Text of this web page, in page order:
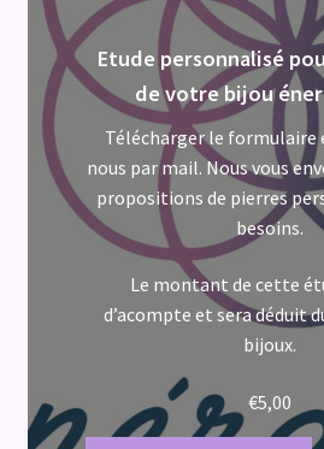
Etude personnalisé
de votre bijou
Télécharger le formulaire
nous par mail. Nous vous
propositions de pierres
besoins.
Le montant de cette
d’acompte et sera déduit
bijoux.
€5,00